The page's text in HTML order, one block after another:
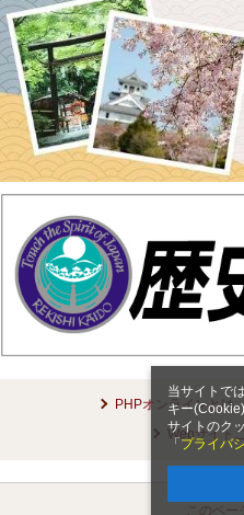
当サイトで
キー
サイトのク
「 プライバ
PHPオンラインとは
Webサイト
このペ